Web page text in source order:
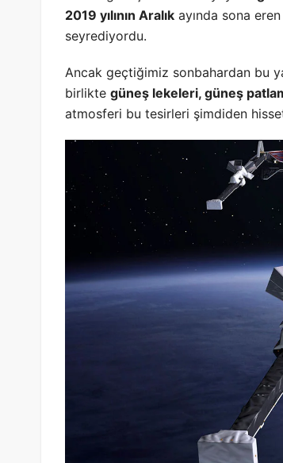
2019 yılının Aralık ayında sona
seyrediyordu.
Ancak geçtiğimiz sonbahardan bu
birlikte güneş lekeleri, güneş
atmosferi bu tesirleri şimdiden